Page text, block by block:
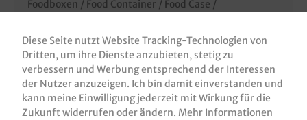
Foodboxen / Food Container / Food Case /
Bewertungen
Informationen zur Produktsicherheit
Diese Seite nutzt Website Tracking-Technologien von
Dritten, um ihre Dienste anzubieten, stetig zu
verbessern und Werbung entsprechend der Interessen
der Nutzer anzuzeigen. Ich bin damit einverstanden und
kann meine Einwilligung jederzeit mit Wirkung für die
Zukunft widerrufen oder ändern. Mehr Informationen